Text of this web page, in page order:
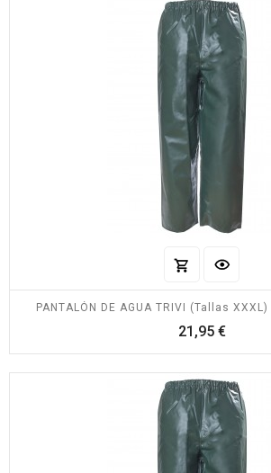
PANTALÓN DE AGUA TRIVI (Tallas XXXL)
21,95 €Precio